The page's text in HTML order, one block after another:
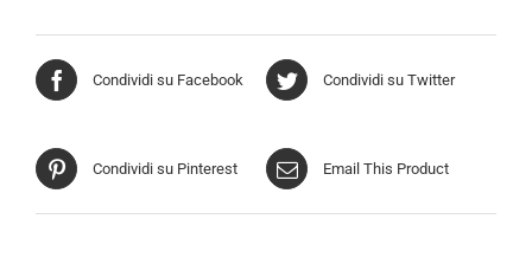
Condividi su Facebook Condividi su Twitter
Condividi su Pinterest Email This Product